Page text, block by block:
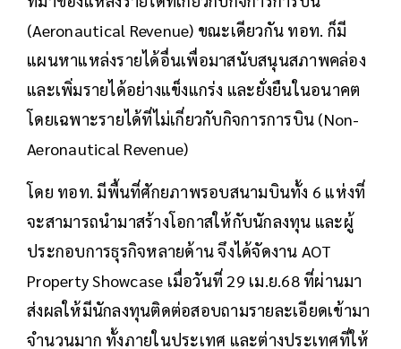
(Aeronautical Revenue) ขณะเดียวกัน ทอท. ก็มี
แผนหาแหล่งรายได้อื่นเพื่อมาสนับสนุนสภาพคล่อง
และเพิ่มรายได้อย่างแข็งแกร่ง และยั่งยืนในอนาคต
โดยเฉพาะรายได้ที่ไม่เกี่ยวกับกิจการการบิน (Non-
Aeronautical Revenue)
โดย ทอท. มีพื้นที่ศักยภาพรอบสนามบินทั้ง 6 แห่งที่
จะสามารถนำมาสร้างโอกาสให้กับนักลงทุน และผู้
ประกอบการธุรกิจหลายด้าน จึงได้จัดงาน AOT
Property Showcase เมื่อวันที่ 29 เม.ย.68 ที่ผ่านมา
ส่งผลให้มีนักลงทุนติดต่อสอบถามรายละเอียดเข้ามา
จำนวนมาก ทั้งภายในประเทศ และต่างประเทศที่ให้